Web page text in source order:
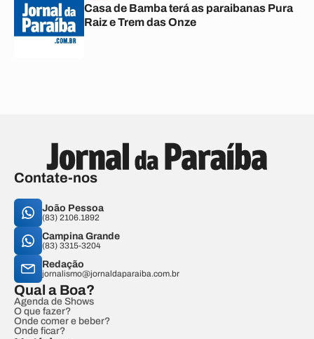
Casa de Bamba terá as paraibanas Pura
Raiz e Trem das Onze
Contate-nos
João Pessoa
(83) 2106.1892
Campina Grande
(83) 3315-3204
Redação
jornalismo@jornaldaparaiba.com.br
Qual a Boa?
Agenda de Shows
O que fazer?
Onde comer e beber?
Onde ficar?